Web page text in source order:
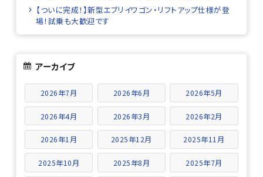
【ついに完成！】新型エブリイワゴン・リフトアップ仕様が登
場！試乗も大歓迎です
アーカイブ
2026年7月 2026年6月 2026年5月
2026年4月 2026年3月 2026年2月
2026年1月 2025年12月 2025年11月
2025年10月 2025年8月 2025年7月